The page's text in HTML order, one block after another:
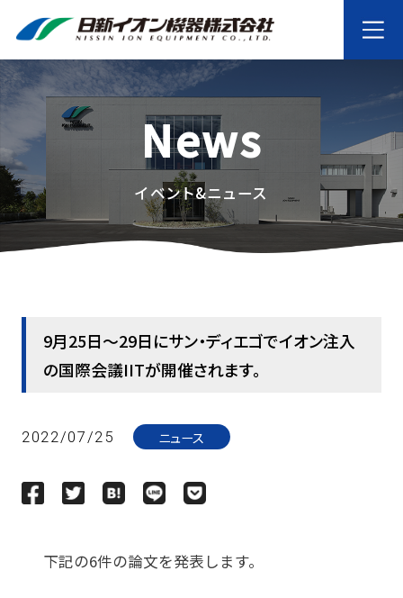
News
イベント&ニュース
9月25日〜29日にサン・ディエゴでイオン注入
の国際会議IITが開催されます。
2022/07/25 ニュース
下記の6件の論文を発表します。